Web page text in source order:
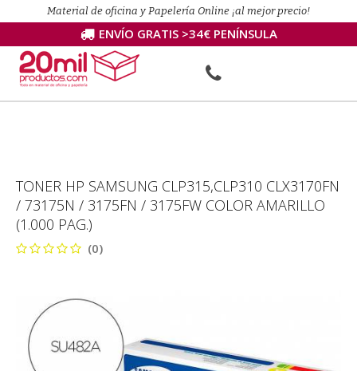
Material de oficina y Papelería Online ¡al mejor precio!
ENVÍO GRATIS >34€ PENÍNSULA
TONER HP SAMSUNG CLP315,CLP310 CLX3170FN
/ 73175N / 3175FN / 3175FW COLOR AMARILLO
(1.000 PAG.)
(0)